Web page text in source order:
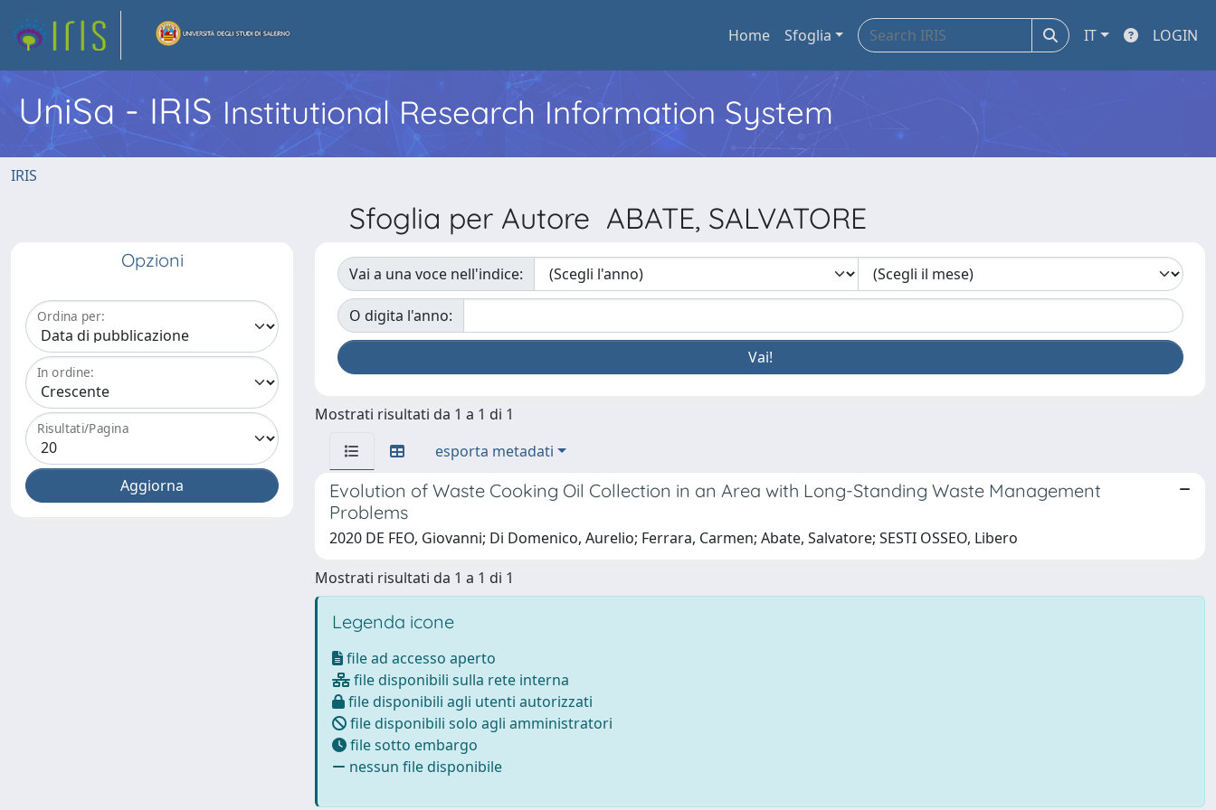
Home Sfoglia IT LOGIN
UniSa - IRIS Institutional Research Information System
IRIS
Sfoglia per Autore ABATE, SALVATORE
Opzioni
Ordina per:
In ordine:
Risultati/Pagina
Vai a una voce nell'indice:
O digita l'anno:
Mostrati risultati da 1 a 1 di 1
esporta metadati
Evolution of Waste Cooking Oil Collection in an Area with Long-Standing Waste Management
Problems
2020 DE FEO, Giovanni; Di Domenico, Aurelio; Ferrara, Carmen; Abate, Salvatore; SESTI OSSEO, Libero
Mostrati risultati da 1 a 1 di 1
Legenda icone
file ad accesso aperto
file disponibili sulla rete interna
file disponibili agli utenti autorizzati
file disponibili solo agli amministratori
file sotto embargo
nessun file disponibile